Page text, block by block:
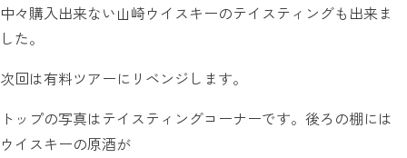
中々購入出来ない山崎ウイスキーのテイスティングも出来ま
した。
次回は有料ツアーにリベンジします。
トップの写真はテイスティングコーナーです。後ろの棚には
ウイスキーの原酒が